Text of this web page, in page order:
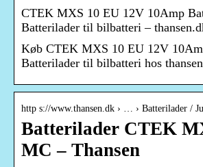
CTEK MXS 10 EU 12V 10Amp
Batterilader til bilbatteri –
Køb CTEK MXS 10 EU 12V
Batterilader til bilbatteri hos
http s://www.thansen.dk › … › Batterilader /
Batterilader CTEK
MC – Thansen